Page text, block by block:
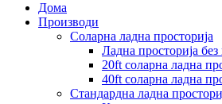
Дома
Производи
Соларна ладна просторија
Ладна просторија без
20ft соларна ладна
40ft соларна ладна
Стандардна ладна